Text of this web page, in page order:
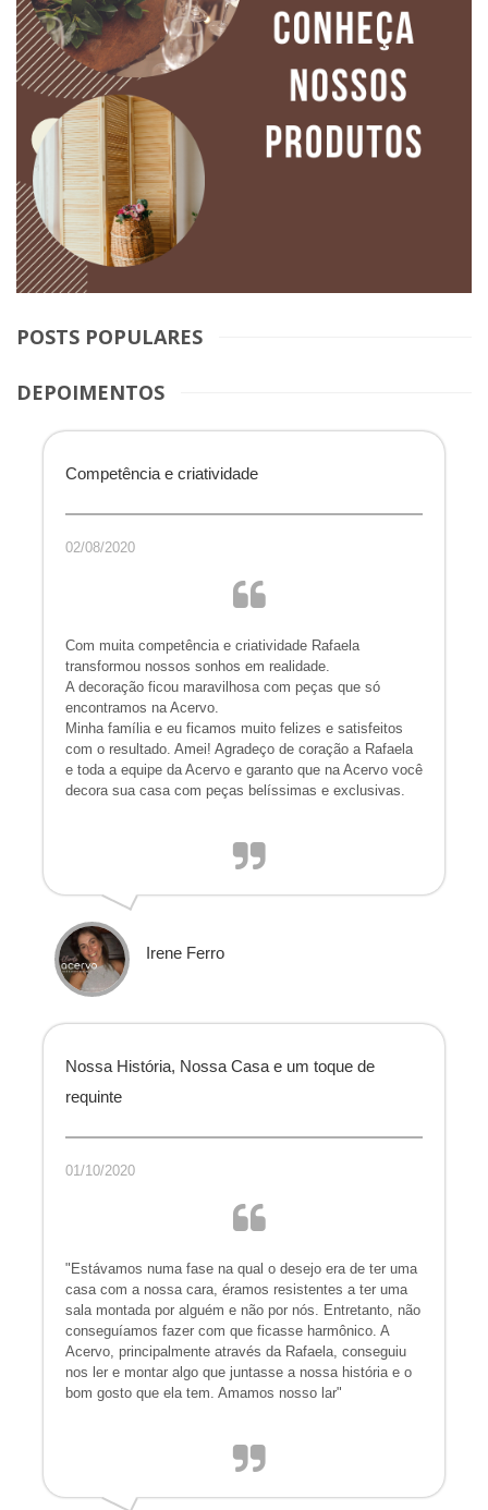
POSTS POPULARES
DEPOIMENTOS
Competência e criatividade
02/08/2020
Com muita competência e criatividade Rafaela
transformou nossos sonhos em realidade.
A decoração ficou maravilhosa com peças que só
encontramos na Acervo.
Minha família e eu ficamos muito felizes e satisfeitos
com o resultado. Amei! Agradeço de coração a Rafaela
e toda a equipe da Acervo e garanto que na Acervo você
decora sua casa com peças belíssimas e exclusivas.
Irene Ferro
Nossa História, Nossa Casa e um toque de
requinte
01/10/2020
"Estávamos numa fase na qual o desejo era de ter uma
casa com a nossa cara, éramos resistentes a ter uma
sala montada por alguém e não por nós. Entretanto, não
conseguíamos fazer com que ficasse harmônico. A
Acervo, principalmente através da Rafaela, conseguiu
nos ler e montar algo que juntasse a nossa história e o
bom gosto que ela tem. Amamos nosso lar"